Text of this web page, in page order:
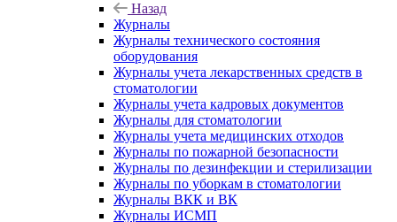
Назад
Журналы
Журналы технического состояния
оборудования
Журналы учета лекарственных средств в
стоматологии
Журналы учета кадровых документов
Журналы для стоматологии
Журналы учета медицинских отходов
Журналы по пожарной безопасности
Журналы по дезинфекции и стерилизации
Журналы по уборкам в стоматологии
Журналы ВКК и ВК
Журналы ИСМП